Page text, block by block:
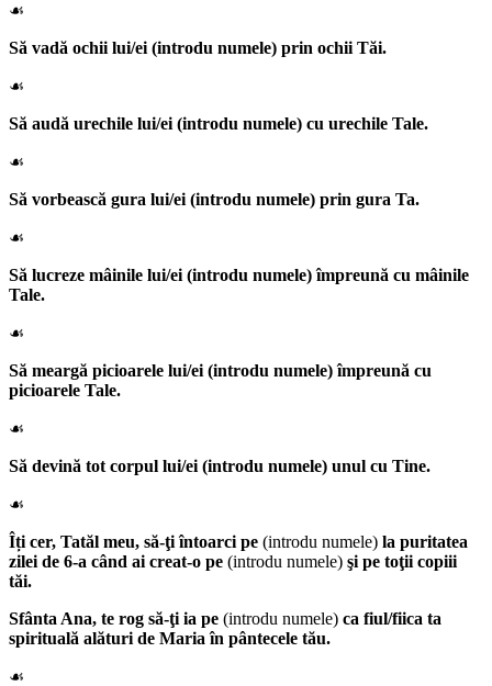
☙
Să vadă ochii lui/ei (introdu numele) prin ochii Tăi.
☙
Să audă urechile lui/ei (introdu numele) cu urechile Tale.
☙
Să vorbească gura lui/ei (introdu numele) prin gura Ta.
☙
Să lucreze mâinile lui/ei (introdu numele)împreună cu mâinile
Tale.
☙
Să meargă picioarele lui/ei (introdu numele)împreună cu
picioarele Tale.
☙
Să devină tot corpul lui/ei (introdu numele) unul cu Tine.
☙
Îți cer, Tatăl meu, să-ţi întoarci pe (introdu numele) la puritatea
zilei de 6-a când ai creat-o pe (introdu numele) şi pe toţii copiii
tăi.
Sfânta Ana, te rog să-ţi ia pe (introdu numele) ca fiul/fiica ta
spirituală alături de Maria în pântecele tău.
☙